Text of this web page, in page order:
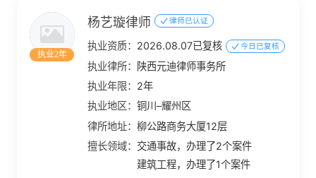
执业2年
杨艺璇律师 律师已认证
执业资质： 2026.08.07已复核 今日已复核
执业律所：
陕西元迪律师事务所
执业年限： 2年
执业地区：铜川–耀州区
律所地址：柳公路商务大厦12层
擅长领域： 交通事故，办理了2个案件
建筑工程，办理了1个案件